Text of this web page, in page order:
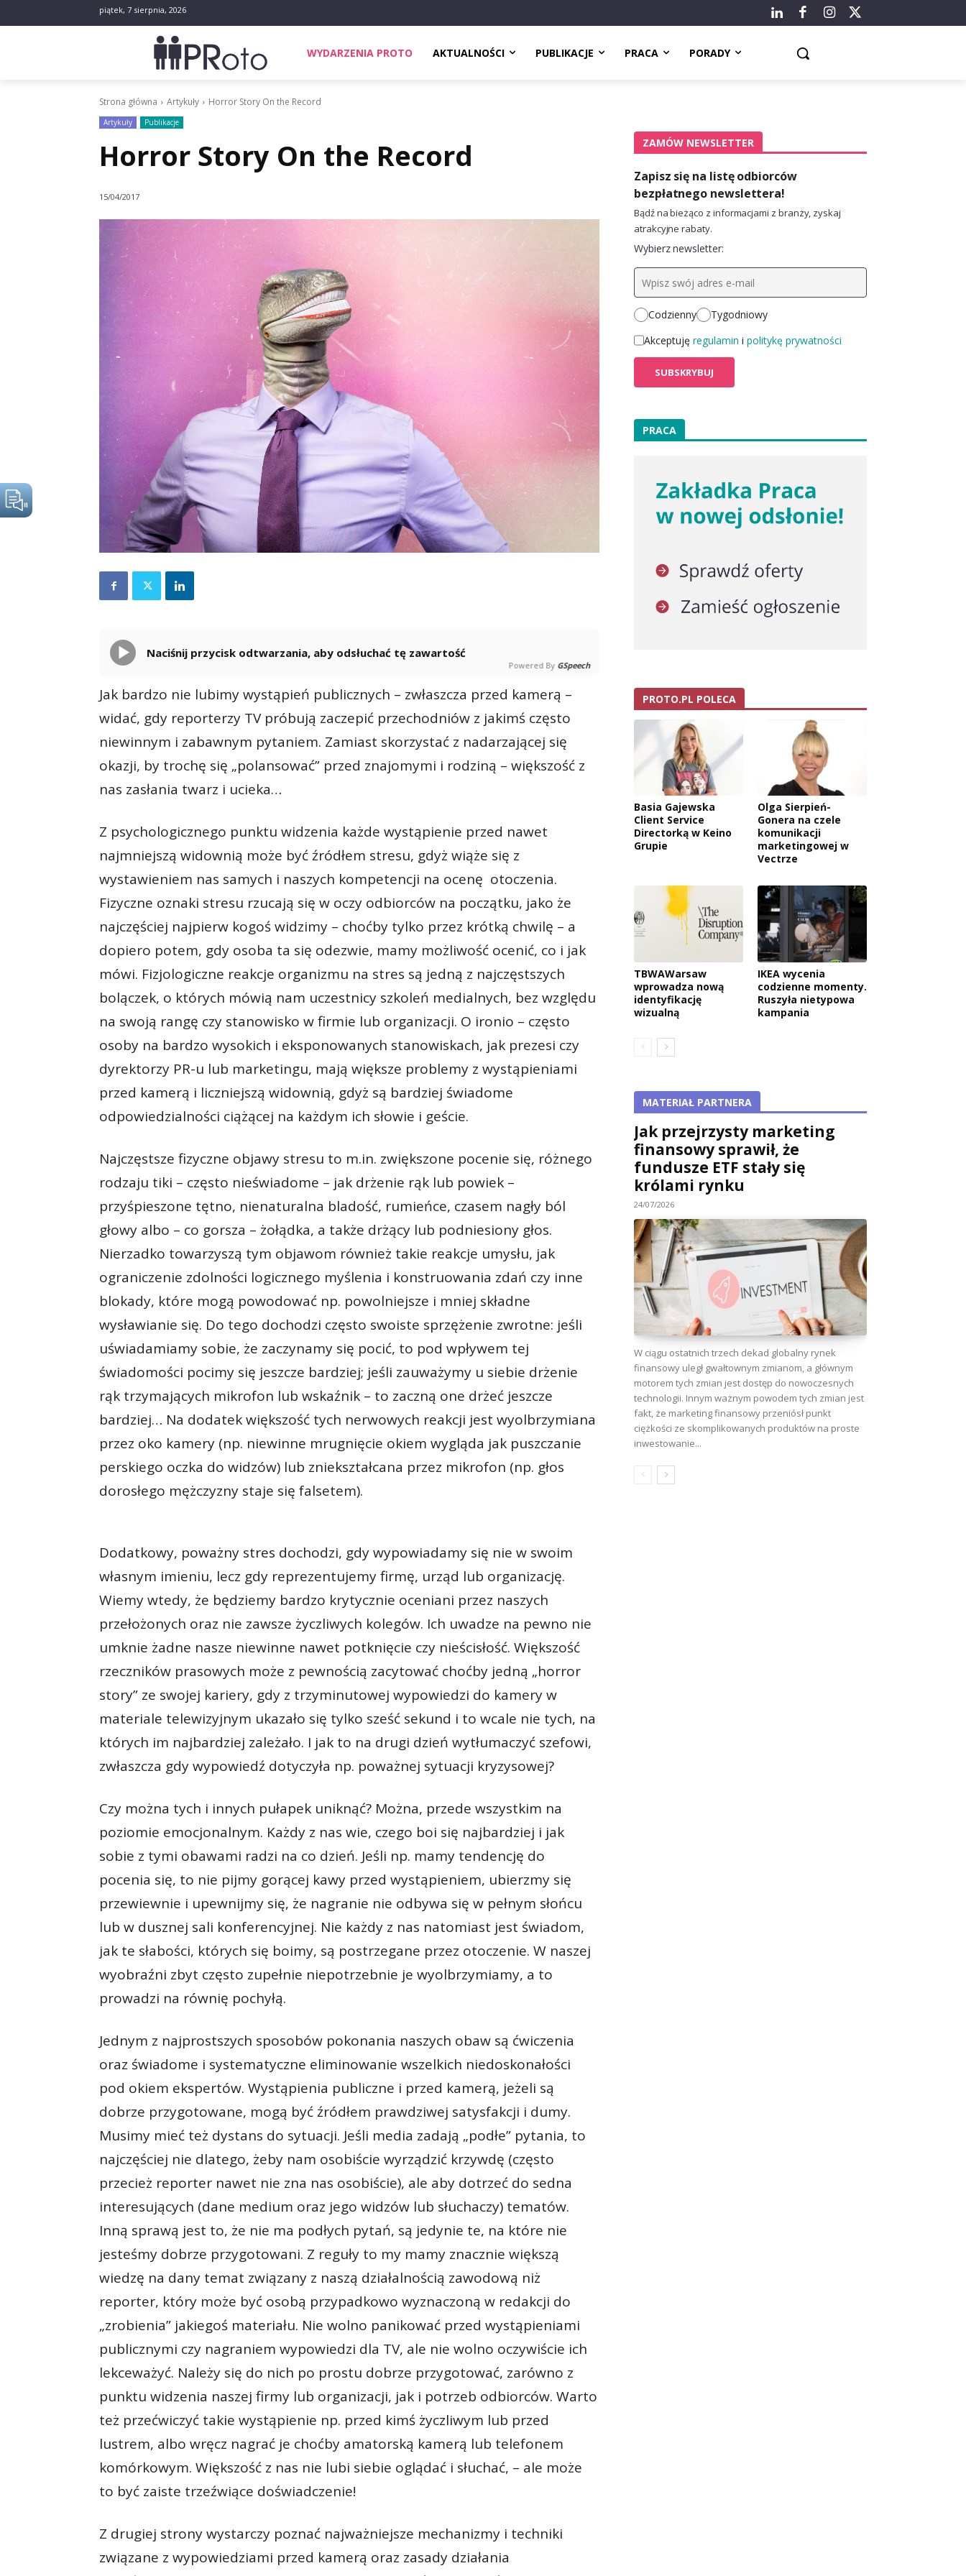
piątek, 7 sierpnia, 2026
WYDARZENIA PROTO AKTUALNOŚCI PUBLIKACJE PRACA PORADY
Strona główna Artykuły Horror Story On the Record
Artykuły Publikacje
Horror Story On the Record
15/04/2017
Naciśnij przycisk odtwarzania, aby odsłuchać tę zawartość
Powered By GSpeech
Jak bardzo nie lubimy wystąpień publicznych – zwłaszcza przed kamerą –
widać, gdy reporterzy TV próbują zaczepić przechodniów z jakimś często
niewinnym i zabawnym pytaniem. Zamiast skorzystać z nadarzającej się
okazji, by trochę się „polansować” przed znajomymi i rodziną – większość z
nas zasłania twarz i ucieka…
Z psychologicznego punktu widzenia każde wystąpienie przed nawet
najmniejszą widownią może być źródłem stresu, gdyż wiąże się z
wystawieniem nas samych i naszych kompetencji na ocenę otoczenia.
Fizyczne oznaki stresu rzucają się w oczy odbiorców na początku, jako że
najczęściej najpierw kogoś widzimy – choćby tylko przez krótką chwilę – a
dopiero potem, gdy osoba ta się odezwie, mamy możliwość ocenić, co i jak
mówi. Fizjologiczne reakcje organizmu na stres są jedną z najczęstszych
bolączek, o których mówią nam uczestnicy szkoleń medialnych, bez względu
na swoją rangę czy stanowisko w firmie lub organizacji. O ironio – często
osoby na bardzo wysokich i eksponowanych stanowiskach, jak prezesi czy
dyrektorzy PR-u lub marketingu, mają większe problemy z wystąpieniami
przed kamerą i liczniejszą widownią, gdyż są bardziej świadome
odpowiedzialności ciążącej na każdym ich słowie i geście.
Najczęstsze fizyczne objawy stresu to m.in. zwiększone pocenie się, różnego
rodzaju tiki – często nieświadome – jak drżenie rąk lub powiek –
przyśpieszone tętno, nienaturalna bladość, rumieńce, czasem nagły ból
głowy albo – co gorsza – żołądka, a także drżący lub podniesiony głos.
Nierzadko towarzyszą tym objawom również takie reakcje umysłu, jak
ograniczenie zdolności logicznego myślenia i konstruowania zdań czy inne
blokady, które mogą powodować np. powolniejsze i mniej składne
wysławianie się. Do tego dochodzi często swoiste sprzężenie zwrotne: jeśli
uświadamiamy sobie, że zaczynamy się pocić, to pod wpływem tej
świadomości pocimy się jeszcze bardziej; jeśli zauważymy u siebie drżenie
rąk trzymających mikrofon lub wskaźnik – to zaczną one drżeć jeszcze
bardziej… Na dodatek większość tych nerwowych reakcji jest wyolbrzymiana
przez oko kamery (np. niewinne mrugnięcie okiem wygląda jak puszczanie
perskiego oczka do widzów) lub zniekształcana przez mikrofon (np. głos
dorosłego mężczyzny staje się falsetem).
Dodatkowy, poważny stres dochodzi, gdy wypowiadamy się nie w swoim
własnym imieniu, lecz gdy reprezentujemy firmę, urząd lub organizację.
Wiemy wtedy, że będziemy bardzo krytycznie oceniani przez naszych
przełożonych oraz nie zawsze życzliwych kolegów. Ich uwadze na pewno nie
umknie żadne nasze niewinne nawet potknięcie czy nieścisłość. Większość
rzeczników prasowych może z pewnością zacytować choćby jedną „horror
story” ze swojej kariery, gdy z trzyminutowej wypowiedzi do kamery w
materiale telewizyjnym ukazało się tylko sześć sekund i to wcale nie tych, na
których im najbardziej zależało. I jak to na drugi dzień wytłumaczyć szefowi,
zwłaszcza gdy wypowiedź dotyczyła np. poważnej sytuacji kryzysowej?
Czy można tych i innych pułapek uniknąć? Można, przede wszystkim na
poziomie emocjonalnym. Każdy z nas wie, czego boi się najbardziej i jak
sobie z tymi obawami radzi na co dzień. Jeśli np. mamy tendencję do
pocenia się, to nie pijmy gorącej kawy przed wystąpieniem, ubierzmy się
przewiewnie i upewnijmy się, że nagranie nie odbywa się w pełnym słońcu
lub w dusznej sali konferencyjnej. Nie każdy z nas natomiast jest świadom,
jak te słabości, których się boimy, są postrzegane przez otoczenie. W naszej
wyobraźni zbyt często zupełnie niepotrzebnie je wyolbrzymiamy, a to
prowadzi na równię pochyłą.
Jednym z najprostszych sposobów pokonania naszych obaw są ćwiczenia
oraz świadome i systematyczne eliminowanie wszelkich niedoskonałości
pod okiem ekspertów. Wystąpienia publiczne i przed kamerą, jeżeli są
dobrze przygotowane, mogą być źródłem prawdziwej satysfakcji i dumy.
Musimy mieć też dystans do sytuacji. Jeśli media zadają „podłe” pytania, to
najczęściej nie dlatego, żeby nam osobiście wyrządzić krzywdę (często
przecież reporter nawet nie zna nas osobiście), ale aby dotrzeć do sedna
interesujących (dane medium oraz jego widzów lub słuchaczy) tematów.
Inną sprawą jest to, że nie ma podłych pytań, są jedynie te, na które nie
jesteśmy dobrze przygotowani. Z reguły to my mamy znacznie większą
wiedzę na dany temat związany z naszą działalnością zawodową niż
reporter, który może być osobą przypadkowo wyznaczoną w redakcji do
„zrobienia” jakiegoś materiału. Nie wolno panikować przed wystąpieniami
publicznymi czy nagraniem wypowiedzi dla TV, ale nie wolno oczywiście ich
lekceważyć. Należy się do nich po prostu dobrze przygotować, zarówno z
punktu widzenia naszej firmy lub organizacji, jak i potrzeb odbiorców. Warto
też przećwiczyć takie wystąpienie np. przed kimś życzliwym lub przed
lustrem, albo wręcz nagrać je choćby amatorską kamerą lub telefonem
komórkowym. Większość z nas nie lubi siebie oglądać i słuchać, – ale może
to być zaiste trzeźwiące doświadczenie!
Z drugiej strony wystarczy poznać najważniejsze mechanizmy i techniki
związane z wypowiedziami przed kamerą oraz zasady działania
ZAMÓW NEWSLETTER
Zapisz się na listę odbiorców
bezpłatnego newslettera!
Bądź na bieżąco z informacjami z branży, zyskaj
atrakcyjne rabaty.
Wybierz newsletter:
Codzienny
Tygodniowy
Akceptuję regulamin i politykę prywatności
PRACA
PROTO.PL POLECA
Basia Gajewska
Client Service
Directorką w Keino
Grupie
Olga Sierpień-
Gonera na czele
komunikacji
marketingowej w
Vectrze
TBWAWarsaw
wprowadza nową
identyfikację
wizualną
IKEA wycenia
codzienne momenty.
Ruszyła nietypowa
kampania
MATERIAŁ PARTNERA
Jak przejrzysty marketing
finansowy sprawił, że
fundusze ETF stały się
królami rynku
24/07/2026
W ciągu ostatnich trzech dekad globalny rynek
finansowy uległ gwałtownym zmianom, a głównym
motorem tych zmian jest dostęp do nowoczesnych
technologii. Innym ważnym powodem tych zmian jest
fakt, że marketing finansowy przeniósł punkt
ciężkości ze skomplikowanych produktów na proste
inwestowanie...